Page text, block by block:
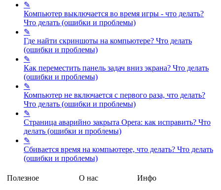
✎
Компьютер выключается во время игры - что делать?
Что делать (ошибки и проблемы)
✎
Где найти скриншоты на компьютере? Что делать
(ошибки и проблемы)
✎
Как переместить панель задач вниз экрана? Что делать
(ошибки и проблемы)
✎
Компьютер не включается с первого раза, что делать?
Что делать (ошибки и проблемы)
✎
Страница аварийно закрыта Opera: как исправить? Что
делать (ошибки и проблемы)
✎
Сбивается время на компьютере, что делать? Что делать
(ошибки и проблемы)
Полезное
О нас
Инфо